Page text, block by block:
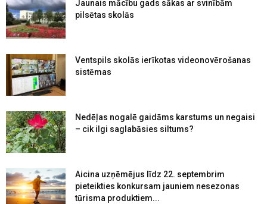
Jaunais mācību gads sākas ar svinībām
pilsētas skolās
Ventspils skolās ierīkotas videonovērošanas
sistēmas
Nedēļas nogalē gaidāms karstums un negaisi
– cik ilgi saglabāsies siltums?
Aicina uzņēmējus līdz 22. septembrim
pieteikties konkursam jauniem nesezonas
tūrisma produktiem...